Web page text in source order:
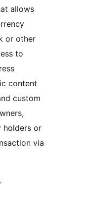
allows
or other
to
content
custom
holders or
via
.